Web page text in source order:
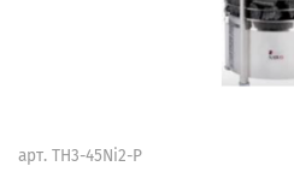
арт. TH3-45Ni2-P